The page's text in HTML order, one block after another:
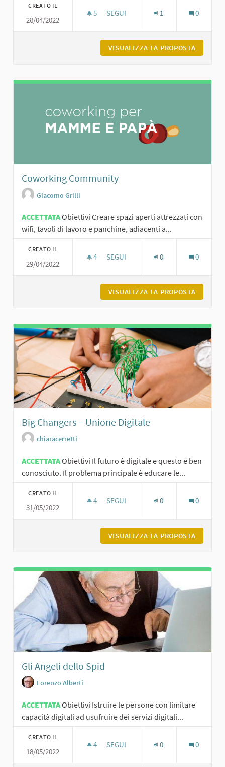
CREATO IL
28/04/2022
5 5 SOSTENITORI
SEGUI 1 0
VISUALIZZA LA PROPOSTA
Coworking Community
Giacomo Grilli
ACCETTATAObiettivi Creare spazi aperti attrezzati con
wifi, tavoli di lavoro e panchine, adiacenti a...
CREATO IL
29/04/2022
4 4 SOSTENITORI
SEGUI 0 0
VISUALIZZA LA PROPOSTA
Big Changers – Unione Digitale
chiaracerretti
ACCETTATAObiettivi Il futuro è digitale e questo è ben
conosciuto. Il problema principale è educare le...
CREATO IL
31/05/2022
4 4 SOSTENITORI
SEGUI 0 0
VISUALIZZA LA PROPOSTA
Gli Angeli dello Spid
Lorenzo Alberti
ACCETTATAObiettivi Istruire le persone con limitare
capacità digitali ad usufruire dei servizi digitali...
CREATO IL
18/05/2022
4 4 SOSTENITORI
SEGUI 0 0